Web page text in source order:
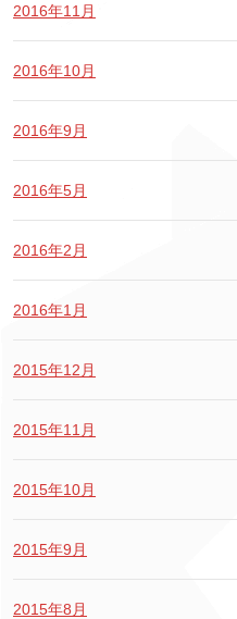
2016年11月
2016年10月
2016年9月
2016年5月
2016年2月
2016年1月
2015年12月
2015年11月
2015年10月
2015年9月
2015年8月